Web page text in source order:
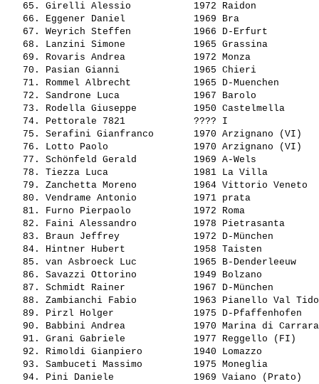
   65.
Girelli Alessio
1972 Raidon
   66.
Eggener Daniel
1969 Bra
   67.
Weyrich Steffen
1966 D-Erfurt
   68.
Lanzini Simone
1965 Grassina
   69.
Rovaris Andrea
1972 Monza
   70.
Pasian Gianni
1965 Chieri
   71.
Rommel Albrecht
1965 D-Muenchen
   72.
Sandrone Luca
1967 Barolo
   73.
Rodella Giuseppe
1950 Castelmella
   74.
Pettorale 7821
???? I
   75.
Serafini Gianfranco
1970 Arzignano
   76.
Lotto Paolo
1970 Arzignano
   77.
Schönfeld Gerald
1969 A-Wels
   78.
Tiezza Luca
1981 La Villa
   79.
Zanchetta Moreno
1964 Vittorio
   80.
Vendrame Antonio
1971 prata
   81.
Furno Pierpaolo
1972 Roma
   82.
Faini Alessandro
1978 Pietrasanta
   83.
Braun Jeffrey
1972 D-München
   84.
Hintner Hubert
1958 Taisten
   85.
van Asbroeck Luc
1965 B-
   86.
Savazzi Ottorino
1949 Bolzano
   87.
Schmidt Rainer
1967 D-München
   88.
Zambianchi Fabio
1963 Pianello Val
   89.
Pirzl Holger
1975 D-
   90.
Babbini Andrea
1970 Marina di
   91.
Grani Gabriele
1977 Reggello (FI)
   92.
Rimoldi Gianpiero
1940 Lomazzo
   93.
Sambuceti Massimo
1975 Moneglia
   94.
Pini Daniele
1969 Vaiano